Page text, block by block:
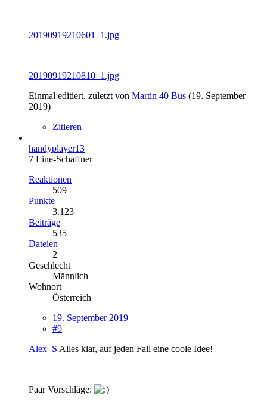
20190919210601_1.jpg
20190919210810_1.jpg
Einmal editiert, zuletzt von Martin 40 Bus (19. September
2019)
Zitieren
handyplayer13
7 Line-Schaffner
Reaktionen
509
Punkte
3.123
Beiträge
535
Dateien
2
Geschlecht
Männlich
Wohnort
Österreich
19. September 2019
#9
Alex_S Alles klar, auf jeden Fall eine coole Idee!
Paar Vorschläge: